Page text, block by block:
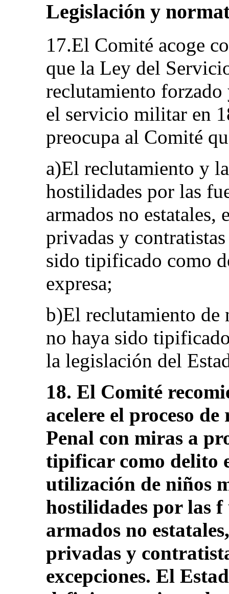
Legislación y
17.El Comité acoge
que la Ley del
reclutamiento
el servicio militar en
preocupa al Comité
a)El reclutamiento y
hostilidades por las
armados no estatales,
privadas y
sido tipificado como
expresa;
b)El reclutamiento de
no haya sido
la legislación del
18. El Comité
acelere el proceso
Penal con miras a
tipificar como delito
utilización de niños
hostilidades por las
armados no
privadas y
excepciones. El